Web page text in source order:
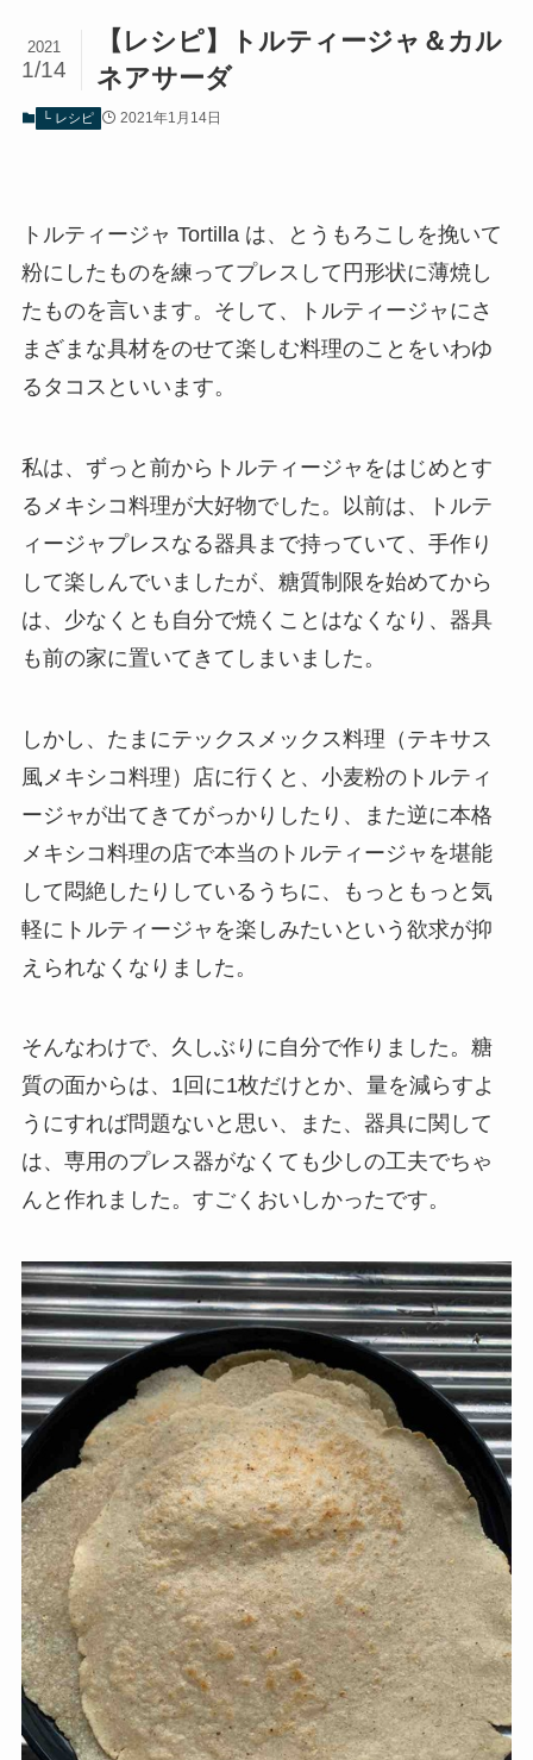
【レシピ】トルティージャ＆カル
ネアサーダ
2021
1/14
└ レシピ 2021年1月14日
トルティージャ Tortilla は、とうもろこしを挽いて
粉にしたものを練ってプレスして円形状に薄焼し
たものを言います。そして、トルティージャにさ
まざまな具材をのせて楽しむ料理のことをいわゆ
るタコスといいます。
私は、ずっと前からトルティージャをはじめとす
るメキシコ料理が大好物でした。以前は、トルテ
ィージャプレスなる器具まで持っていて、手作り
して楽しんでいましたが、糖質制限を始めてから
は、少なくとも自分で焼くことはなくなり、器具
も前の家に置いてきてしまいました。
しかし、たまにテックスメックス料理（テキサス
風メキシコ料理）店に行くと、小麦粉のトルティ
ージャが出てきてがっかりしたり、また逆に本格
メキシコ料理の店で本当のトルティージャを堪能
して悶絶したりしているうちに、もっともっと気
軽にトルティージャを楽しみたいという欲求が抑
えられなくなりました。
そんなわけで、久しぶりに自分で作りました。糖
質の面からは、1回に1枚だけとか、量を減らすよ
うにすれば問題ないと思い、また、器具に関して
は、専用のプレス器がなくても少しの工夫でちゃ
んと作れました。すごくおいしかったです。